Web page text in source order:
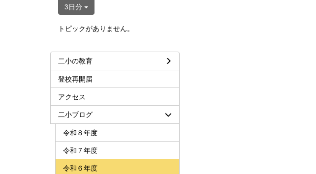
3日分
トピックがありません。
二小の教育
登校再開届
アクセス
二小ブログ
令和８年度
令和７年度
令和６年度